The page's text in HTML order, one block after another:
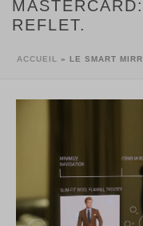
REFLET.
ACCUEIL » LE SMART